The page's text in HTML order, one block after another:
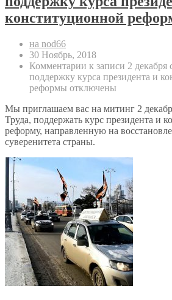
конституционной
на nod66
30 Ноябрь, 2018
Комментарии к записи 2 декабря
поддержку курса президента и
реформы отключены
Мы приглашаем вас на митинг 2
Труда, поддержать курс президента и
реформу, направленную на
суверенитета страны.